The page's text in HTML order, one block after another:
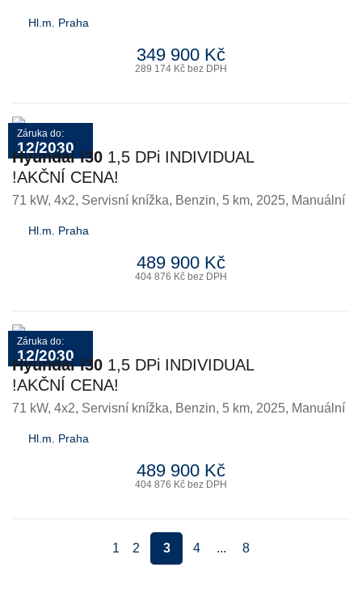
Hl.m. Praha
349 900 Kč
289 174 Kč bez DPH
Záruka do:
12/2030
Hyundai i30 1,5 DPi INDIVIDUAL
!AKČNÍ CENA!
71 kW, 4x2, Servisní knížka, Benzin, 5 km, 2025, Manuální
Hl.m. Praha
489 900 Kč
404 876 Kč bez DPH
Záruka do:
12/2030
Hyundai i30 1,5 DPi INDIVIDUAL
!AKČNÍ CENA!
71 kW, 4x2, Servisní knížka, Benzin, 5 km, 2025, Manuální
Hl.m. Praha
489 900 Kč
404 876 Kč bez DPH
1 2 3 4 ... 8